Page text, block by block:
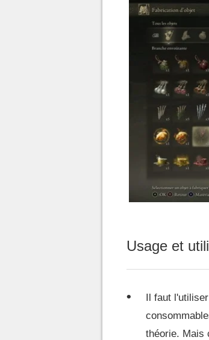
Usage et
Il faut
théorie. Mais